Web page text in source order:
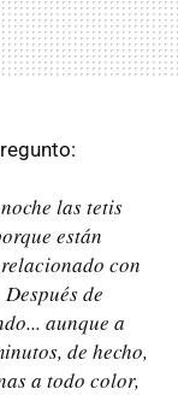
las tetis
están
con
de
aunque a
de hecho,
a todo color,